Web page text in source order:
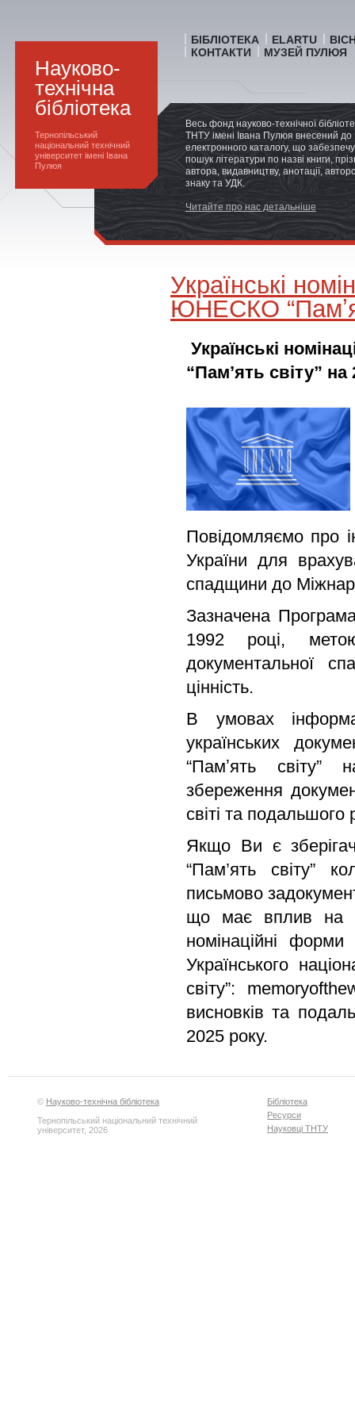
Науково-
технічна
бібліотека
Тернопільський
національний технічний
університет імені Івана
Пулюя
БІБЛІОТЕКА ELARTU
КОНТАКТИ
МУЗЕЙ ПУЛЮЯ
Весь фонд науково-технічної
ТНТУ імені Івана Пулюя внесений до
електронного каталогу, що
пошук літератури по назві книги,
автора, видавництву, анотації,
знаку та УДК.
Читайте про нас детальніше
Українські
ЮНЕСКО
Українські
“Памʼять світу”
Повідомляємо про
України для
спадщини до
Зазначена
1992 році,
документальної
цінність.
В умовах
українських
“Памʼять світу”
збереження
світі та
Якщо Ви є
“Пам’ять світу”
письмово
що має вплив на
номінаційні
Українського
світу”:
висновків та
2025 року.
© Науково-технічна бібліотека
Тернопільський національний технічний
університет, 2026
Бібліотека
Ресурси
Науковці ТНТУ